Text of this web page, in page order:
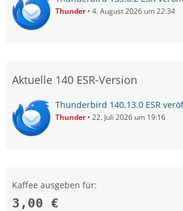
Thunder 4. August 2026 um 22:34
Aktuelle 140 ESR-Version
Thunderbird 140.13.0 ESR
Thunder 22. Juli 2026 um 19:16
Kaffee ausgeben für:
3,00 €